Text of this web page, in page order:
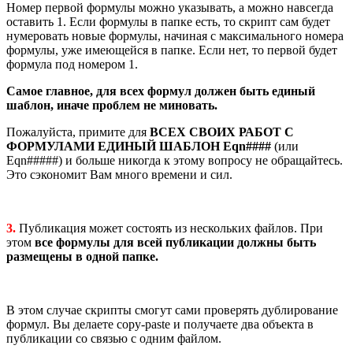
Номер первой формулы можно указывать, а можно навсегда
оставить 1. Если формулы в папке есть, то скрипт сам будет
нумеровать новые формулы, начиная с максимального номера
формулы, уже имеющейся в папке. Если нет, то первой будет
формула под номером 1.
Самое главное, для всех формул должен быть единый
шаблон, иначе проблем не миновать.
Пожалуйста, примите для ВСЕХ СВОИХ РАБОТ С
ФОРМУЛАМИ ЕДИНЫЙ ШАБЛОН Eqn#### (или
Eqn#####) и больше никогда к этому вопросу не обращайтесь.
Это сэкономит Вам много времени и сил.
3. Публикация может состоять из нескольких файлов. При
этом все формулы для всей публикации должны быть
размещены в одной папке.
В этом случае скрипты смогут сами проверять дублирование
формул. Вы делаете copy-paste и получаете два объекта в
публикации со связью с одним файлом.